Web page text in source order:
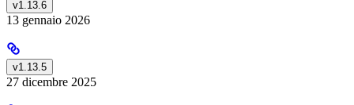
v1.13.6
13 gennaio 2026
v1.13.5
27 dicembre 2025